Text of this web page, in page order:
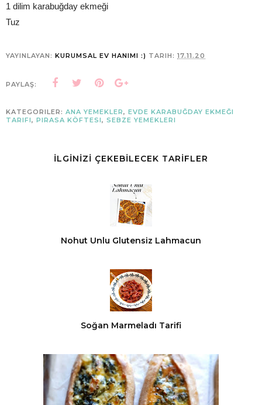
1 dilim karabuğday ekmeği
Tuz
YAYINLAYAN: KURUMSAL EV HANIMI :) TARIH: 17.11.20
PAYLAŞ:
KATEGORILER: ANA YEMEKLER, EVDE KARABUĞDAY EKMEĞI
TARIFI, PIRASA KÖFTESI, SEBZE YEMEKLERI
İLGİNİZİ ÇEKEBİLECEK TARİFLER
Nohut Unlu Glutensiz Lahmacun
Soğan Marmeladı Tarifi